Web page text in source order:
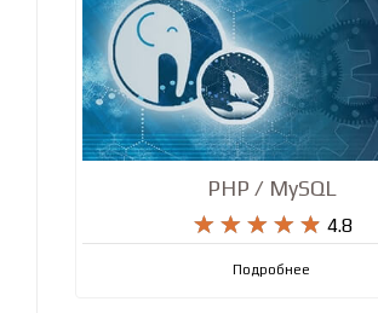
PHP / MySQL
    
     4.8
Подробнее